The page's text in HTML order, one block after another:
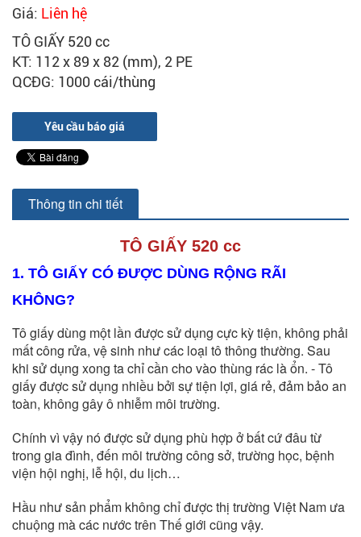
Giá: Liên hệ
TÔ GIẤY 520 cc
KT: 112 x 89 x 82 (mm), 2 PE
QCĐG: 1000 cái/thùng
Yêu cầu báo giá
Thông tin chi tiết
TÔ GIẤY 520 cc
1. TÔ GIẤY CÓ ĐƯỢC DÙNG RỘNG RÃI
KHÔNG?
Tô giấy dùng một lần được sử dụng cực kỳ tiện, không phải
mất công rửa, vệ sinh như các loại tô thông thường. Sau
khi sử dụng xong ta chỉ cần cho vào thùng rác là ổn. - Tô
giấy được sử dụng nhiều bởi sự tiện lợi, giá rẻ, đảm bảo an
toàn, không gây ô nhiễm môi trường.
Chính vì vậy nó được sử dụng phù hợp ở bất cứ đâu từ
trong gia đình, đến môi trường công sở, trường học, bệnh
viện hội nghị, lễ hội, du lịch…
Hầu như sản phẩm không chỉ được thị trường Việt Nam ưa
chuộng mà các nước trên Thế giới cũng vậy.